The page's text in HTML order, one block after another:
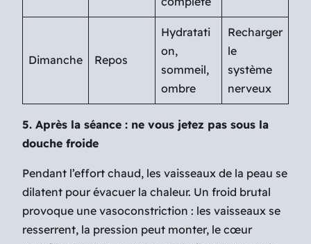
Dimanche Repos
Hydratati
on,
sommeil,
ombre
Recharger
le
système
nerveux
5. Après la séance : ne vous jetez pas sous la
douche froide
Pendant l’effort chaud, les vaisseaux de la peau se
dilatent pour évacuer la chaleur. Un froid brutal
provoque une vasoconstriction : les vaisseaux se
resserrent, la pression peut monter, le cœur